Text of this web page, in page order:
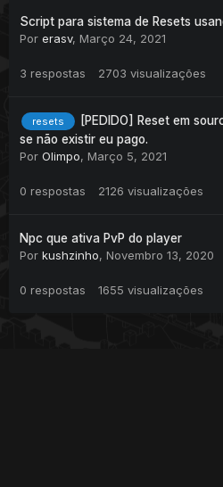
Script para sistema de Resets
Por erasv, Março 24, 2021
3 respostas 2703 visualizações
resets
[PEDIDO] Reset em
se não existir eu pago.
Por Olimpo, Março 5, 2021
0 respostas 2126 visualizações
Npc que ativa PvP do player
Por kushzinho, Novembro 13, 2020
0 respostas 1655 visualizações